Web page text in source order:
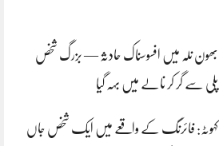
بھون نلہ میں افسوسناک حادثہ — بزرگ شخص
پلی سے گر کر نالے میں بہہ گیا
کہوٹہ: فائرنگ کے واقعے میں ایک شخص جاں